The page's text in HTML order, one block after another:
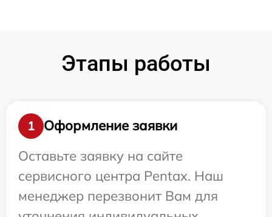
Этапы работы
1
Оформление заявки
Оставьте заявку на сайте
сервисного центра Pentax. Наш
менеджер перезвонит Вам для